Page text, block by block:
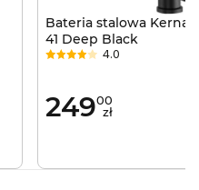
Bateria stalowa Kernau
41 Deep Black
4.0
24900
zł